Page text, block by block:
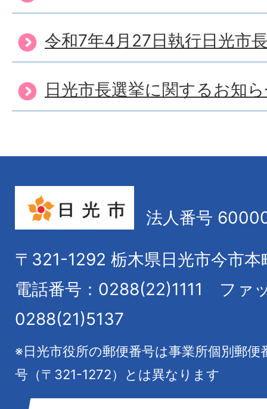
令和7年4月27日執行日光市
日光市長選挙に関するお知
法人番号
〒321-1292 栃木県日光市今市本
電話番号：0288(22)1111
ファ
0288(21)5137
※日光市役所の郵便番号は事業所個別郵
号（〒321-1272）とは異なります